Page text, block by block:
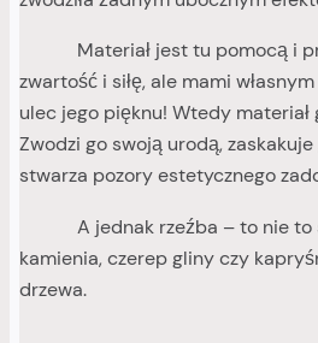
Materiał jest tu pomocą i
zwartość i siłę, ale mami
ulec jego pięknu! Wtedy
Zwodzi go swoją urodą,
stwarza pozory estetycznego
A jednak rzeźba – to nie to
kamienia, czerep gliny czy
drzewa.